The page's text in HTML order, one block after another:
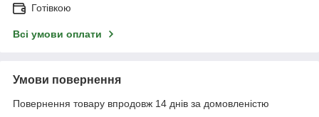
Готівкою
Всі умови оплати
Умови повернення
Повернення товару впродовж 14 днів за домовленістю